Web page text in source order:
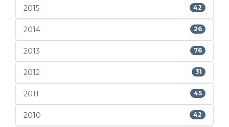
2015 42
2014 26
2013 76
2012 31
2011 45
2010 42